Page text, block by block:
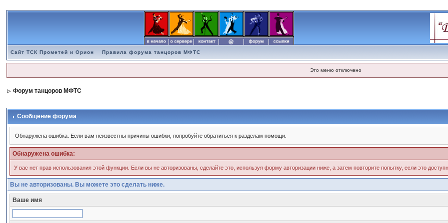
Сайт ТСК Прометей и Орион Правила форума танцоров МФТС
Это меню отключено
Форум танцоров МФТС
Сообщение форума
Обнаружена ошибка. Если вам неизвестны причины ошибки, попробуйте обратиться к разделам помощи.
Обнаружена ошибка:
У вас нет прав использования этой функции. Если вы не авторизованы, сделайте это, используя форму авторизации ниже, а затем повторите попытку, если это
Вы не авторизованы. Вы можете это сделать ниже.
Ваше имя